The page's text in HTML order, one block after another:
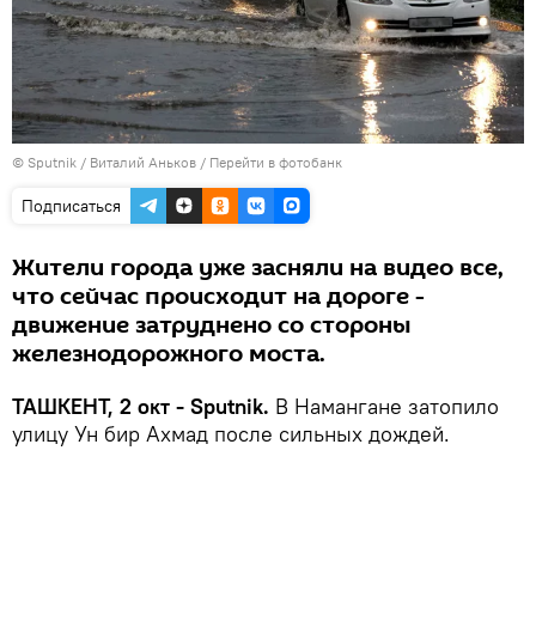
© Sputnik / Виталий Аньков / Перейти в фотобанк
Подписаться
Жители города уже засняли на видео все,
что сейчас происходит на дороге -
движение затруднено со стороны
железнодорожного моста.
ТАШКЕНТ, 2 окт - Sputnik. В Намангане затопило
улицу Ун бир Ахмад после сильных дождей.